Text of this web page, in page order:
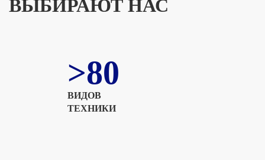
ВЫБИРАЮТ НАС
>80
ВИДОВ
ТЕХНИКИ